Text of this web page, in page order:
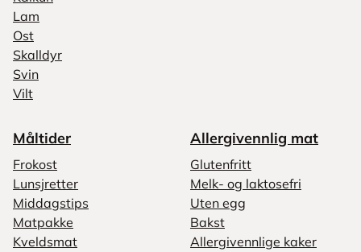
Lam
Ost
Skalldyr
Svin
Vilt
Måltider
Frokost
Lunsjretter
Middagstips
Matpakke
Kveldsmat
Allergivennlig mat
Glutenfritt
Melk- og laktosefri
Uten egg
Bakst
Allergivennlige kaker